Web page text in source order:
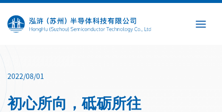
Skip
content
2022/08/01
初心所向，砥砺所往